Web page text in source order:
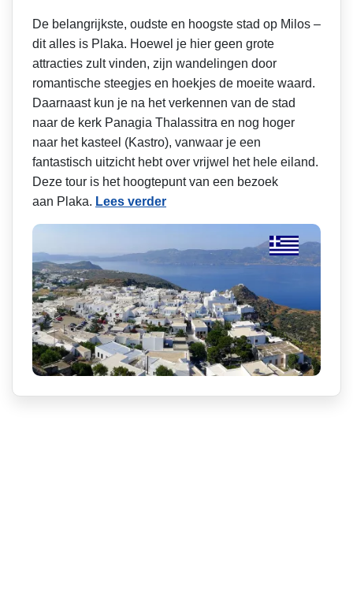
De belangrijkste, oudste en hoogste stad op Milos –
dit alles is Plaka. Hoewel je hier geen grote
attracties zult vinden, zijn wandelingen door
romantische steegjes en hoekjes de moeite waard.
Daarnaast kun je na het verkennen van de stad
naar de kerk Panagia Thalassitra en nog hoger
naar het kasteel (Kastro), vanwaar je een
fantastisch uitzicht hebt over vrijwel het hele eiland.
Deze tour is het hoogtepunt van een bezoek
aan Plaka. Lees verder